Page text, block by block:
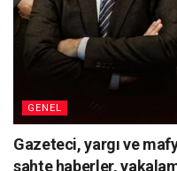
GENEL
Gazeteci, yargı ve
sahte haberler,